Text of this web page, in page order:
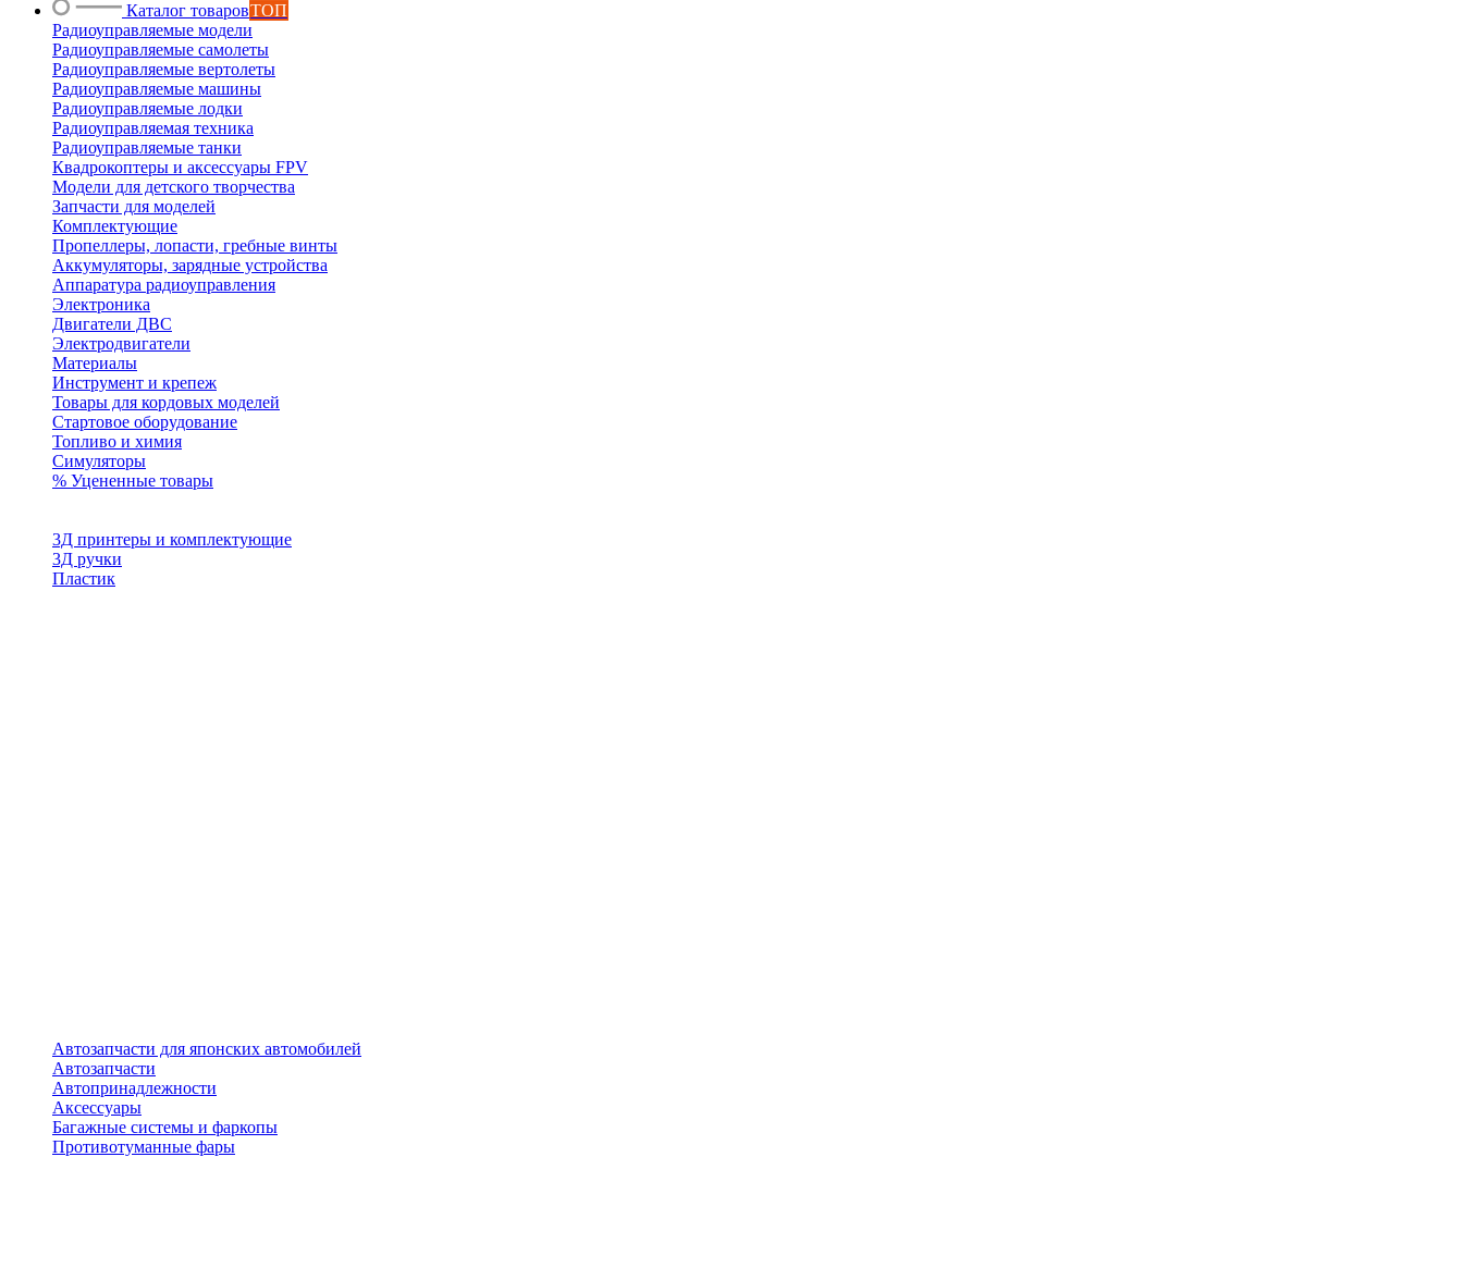
Каталог товаровТОП
Радиоуправляемые модели
Радиоуправляемые самолеты
Радиоуправляемые вертолеты
Радиоуправляемые машины
Радиоуправляемые лодки
Радиоуправляемая техника
Радиоуправляемые танки
Квадрокоптеры и аксессуары FPV
Модели для детского творчества
Запчасти для моделей
Комплектующие
Пропеллеры, лопасти, гребные винты
Аккумуляторы, зарядные устройства
Аппаратура радиоуправления
Электроника
Двигатели ДВС
Электродвигатели
Материалы
Инструмент и крепеж
Товары для кордовых моделей
Стартовое оборудование
Топливо и химия
Симуляторы
% Уцененные товары
3Д принтеры и комплектующие
3Д ручки
Пластик
Автозапчасти для японских автомобилей
Автозапчасти
Автопринадлежности
Аксессуары
Багажные системы и фаркопы
Противотуманные фары